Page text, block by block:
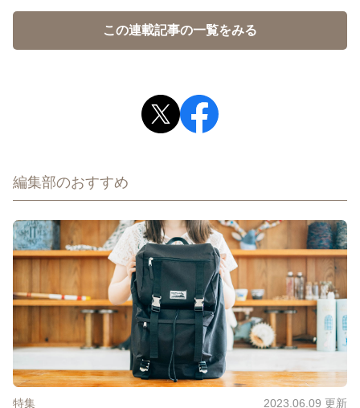
この連載記事の一覧をみる
編集部のおすすめ
特集 2023.06.09 更新